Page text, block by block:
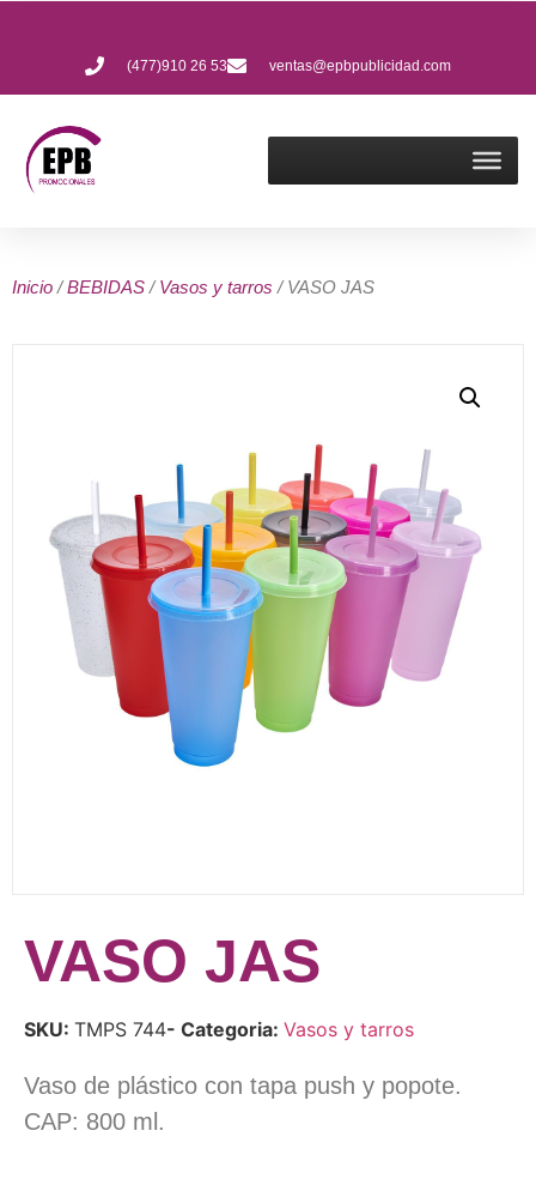
(477)910 26 53 ventas@epbpublicidad.com
Inicio /BEBIDAS /Vasos y tarros / VASO JAS
VASO JAS
SKU: TMPS 744- Categoria: Vasos y tarros
Vaso de plástico con tapa push y popote.
CAP: 800 ml.